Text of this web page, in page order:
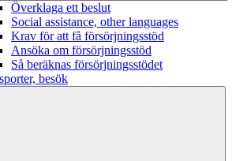
Överklaga ett beslut
Social assistance, other languages
Krav för att få försörjningsstöd
Ansöka om försörjningsstöd
Så beräknas försörjningsstödet
besök